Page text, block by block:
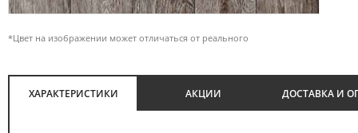
*Цвет на изображении может отличаться от реального
ХАРАКТЕРИСТИКИ АКЦИИ ДОСТАВКА И